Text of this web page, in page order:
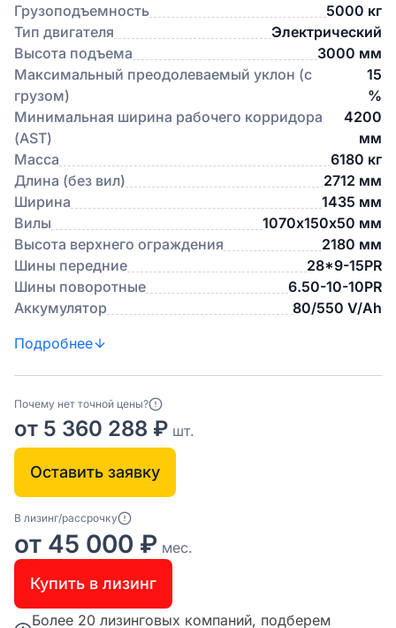
Грузоподъемность
5000 кг
Тип двигателя
Электрический
Высота подъема
3000 мм
Максимальный преодолеваемый уклон (с
грузом)
15
%
Минимальная ширина рабочего корридора
(AST)
4200
мм
Масса
6180 кг
Длина (без вил)
2712 мм
Ширина
1435 мм
Вилы
1070х150х50 мм
Высота верхнего ограждения
2180 мм
Шины передние
28*9-15PR
Шины поворотные
6.50-10-10PR
Аккумулятор
80/550 V/Ah
Подробнее
Почему нет точной цены?
от 5 360 288 ₽ шт.
Оставить заявку
В лизинг/рассрочку
от 45 000 ₽ мес.
Купить в лизинг
Более 20 лизинговых компаний, подберем